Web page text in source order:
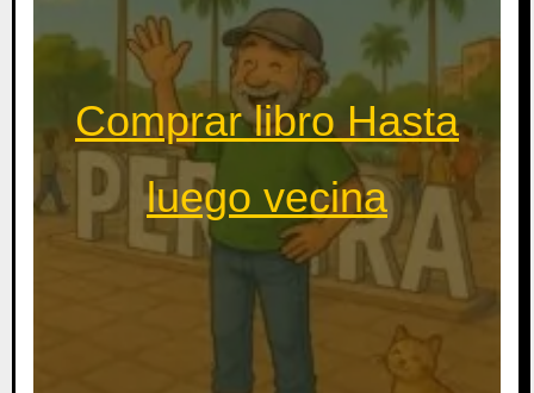
Comprar libro Hasta
luego vecina